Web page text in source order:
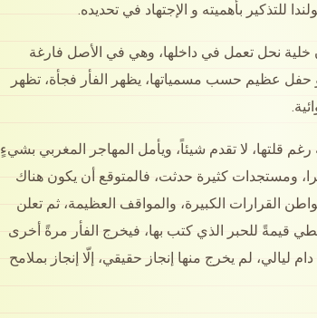
للتذكير بأهميته و الإجتهاد في تحديده.
خلية نحل تعمل في داخلها، وهي في الأصل فارغة
حفل عظيم حسب مسمياتها، يظهر الفأر فجأة، تظهر
قلتها، لا تقدم شيئاً، ويأمل المهاجر المغربي بشيءٍ
ومستجدات كثيرة حدثت، فالمتوقع أن يكون هناك
القرارات الكبيرة، والمواقف العظيمة، ثم تعلن
قيمةً للحبر الذي كتب بها، فيخرج الفأر مرةً أخرى
لم يخرج منها إنجاز حقيقي، إلّا إنجاز بملامح